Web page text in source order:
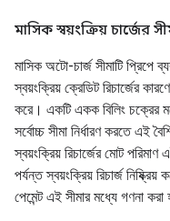
মাসিক স্বয়ংক্রিয় চার্জের
মাসিক অটো-চার্জ সীমাটি প্রিপে
স্বয়ংক্রিয় ক্রেডিট রিচার্জের
করে। একটি একক বিলিং চক্রের
সর্বোচ্চ সীমা নির্ধারণ করতে এই
স্বয়ংক্রিয় রিচার্জের মোট পরিমাণ
পর্যন্ত স্বয়ংক্রিয় রিচার্জ
পেমেন্ট এই সীমার মধ্যে গণনা করা